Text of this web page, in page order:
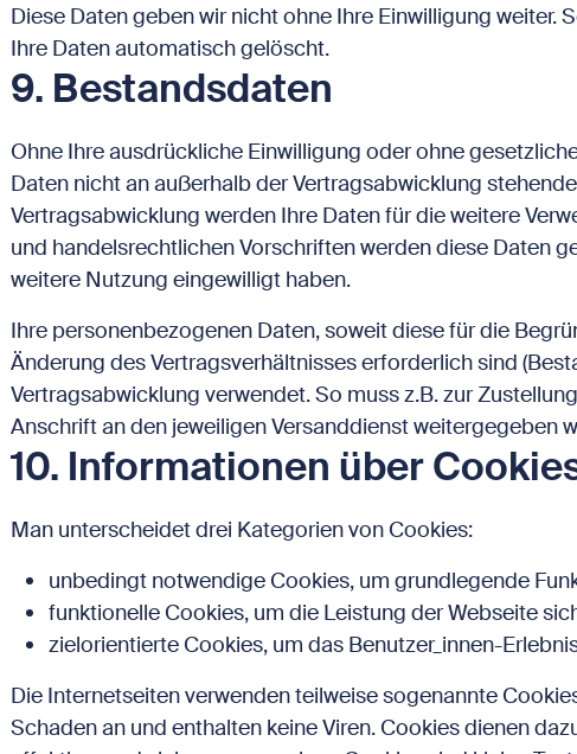
Diese Daten geben wir nicht ohne Ihre Einwilligung weiter.
Ihre Daten automatisch gelöscht.
9. Bestandsdaten
Ohne Ihre ausdrückliche Einwilligung oder ohne
Daten nicht an außerhalb der Vertragsabwicklung
Vertragsabwicklung werden Ihre Daten für die weitere
und handelsrechtlichen Vorschriften werden diese Daten
weitere Nutzung eingewilligt haben.
Ihre personenbezogenen Daten, soweit diese für die
Änderung des Vertragsverhältnisses erforderlich sind
Vertragsabwicklung verwendet. So muss z.B. zur
Anschrift an den jeweiligen Versanddienst weitergegeben
10. Informationen über
Man unterscheidet drei Kategorien von Cookies:
unbedingt notwendige Cookies, um grundlegende
funktionelle Cookies, um die Leistung der Webseite
zielorientierte Cookies, um das Benutzer_innen-
Die Internetseiten verwenden teilweise sogenannte
Schaden an und enthalten keine Viren. Cookies dienen